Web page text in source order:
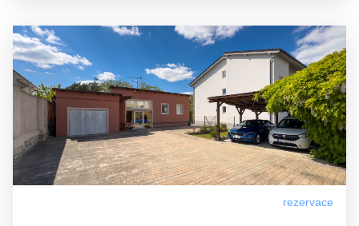
rezervace